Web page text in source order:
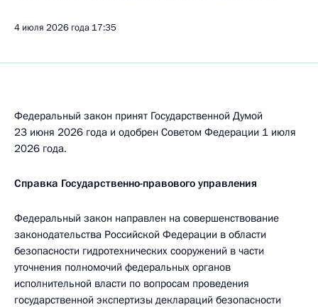
4 июля 2026 года 17:35
Федеральный закон принят Государственной Думой
23 июня 2026 года и одобрен Советом Федерации 1 июля
2026 года.
Справка Государственно-правового управления
Федеральный закон направлен на совершенствование
законодательства Российской Федерации в области
безопасности гидротехнических сооружений в части
уточнения полномочий федеральных органов
исполнительной власти по вопросам проведения
государственной экспертизы деклараций безопасности